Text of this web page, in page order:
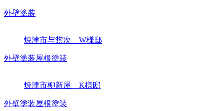
外壁塗装
焼津市与惣次 W様邸
外壁塗装屋根塗装
焼津市柳新屋 K様邸
外壁塗装屋根塗装